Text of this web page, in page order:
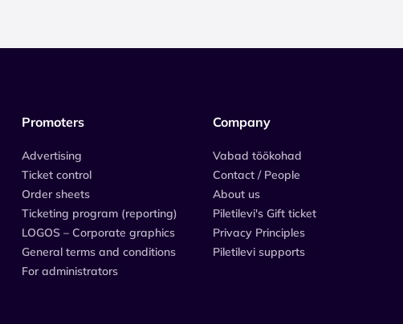
Promoters
Advertising
Ticket control
Order sheets
Ticketing program (reporting)
LOGOS – Corporate graphics
General terms and conditions
For administrators
Company
Vabad töökohad
Contact / People
About us
Piletilevi's Gift ticket
Privacy Principles
Piletilevi supports